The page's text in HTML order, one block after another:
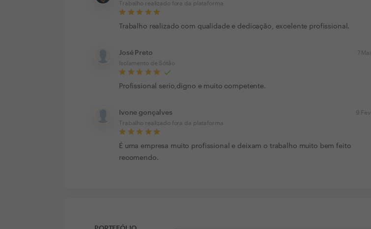
Trabalho realizado fora da plataforma
Trabalho realizado com qualidade e dedicação, excelente profissional.
José Preto
Isolamento de Sótão
7
Profissional serio,digno e muito competente.
Ivone gonçalves
Trabalho realizado fora da plataforma
9
É uma empresa muito profissional e deixam o trabalho muito bem feito
recomendo.